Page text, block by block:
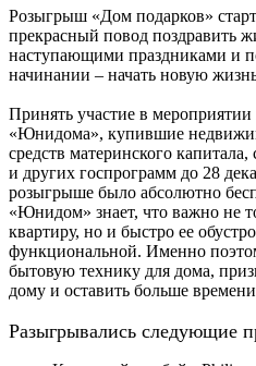
Розыгрыш «Дом подарков»
прекрасный повод поздравить
наступающими праздниками и
начинании – начать новую
Принять участие в
«Юнидома», купившие
средств материнского
и других госпрограмм до 28
розыгрыше было абсолютно
«Юнидом» знает, что важно не
квартиру, но и быстро ее
функциональной. Именно
бытовую технику для дома,
дому и оставить больше
Разыгрывались следующие